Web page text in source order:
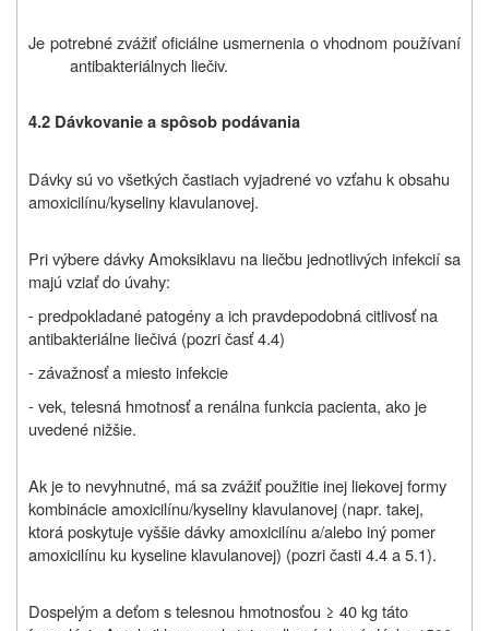
Je potrebné zvážiť oficiálne usmernenia o vhodnom používaní
antibakteriálnych liečiv.
4.2 Dávkovanie a spôsob podávania
Dávky sú vo všetkých častiach vyjadrené vo vzťahu k obsahu
amoxicilínu/kyseliny klavulanovej.
Pri výbere dávky Amoksiklavu na liečbu jednotlivých infekcií sa
majú vziať do úvahy:
- predpokladané patogény a ich pravdepodobná citlivosť na
antibakteriálne liečivá (pozri časť 4.4)
- závažnosť a miesto infekcie
- vek, telesná hmotnosť a renálna funkcia pacienta, ako je
uvedené nižšie.
Ak je to nevyhnutné, má sa zvážiť použitie inej liekovej formy
kombinácie amoxicilínu/kyseliny klavulanovej (napr. takej,
ktorá poskytuje vyššie dávky amoxicilínu a/alebo iný pomer
amoxicilínu ku kyseline klavulanovej) (pozri časti 4.4 a 5.1).
Dospelým a deťom s telesnou hmotnosťou ≥ 40 kg táto